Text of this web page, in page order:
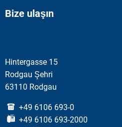
Bize ulaşın
Hintergasse 15
Rodgau Şehri
63110 Rodgau
+49 6106 693-0
+49 6106 693-2000